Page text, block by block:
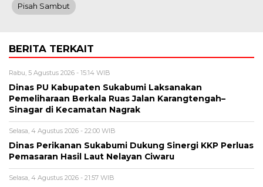
Pisah Sambut
BERITA TERKAIT
Rabu, 5 Agustus 2026 - 15:14 WIB
Dinas PU Kabupaten Sukabumi Laksanakan
Pemeliharaan Berkala Ruas Jalan Karangtengah–
Sinagar di Kecamatan Nagrak
Selasa, 4 Agustus 2026 - 22:00 WIB
Dinas Perikanan Sukabumi Dukung Sinergi KKP Perluas
Pemasaran Hasil Laut Nelayan Ciwaru
Selasa, 4 Agustus 2026 - 21:57 WIB